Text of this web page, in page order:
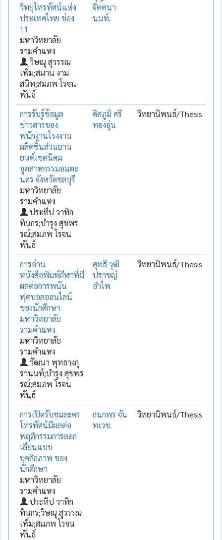
วิทยุโทรทัศน์แห่ง
ประเทศไทย ช่อง
11
มหาวิทยาลัย
รามคำแหง
วิษณุ สุวรรณ
เพิ่ม;สมาน งาม
สนิท;สมภพ โรจน
พันธ์
จิตตนา
นนท์.
การรับรู้ข้อมูล
ข่าวสารของ
พนักงานโรงงาน
ผลิตชิ้นส่วนยาน
ยนต์เขตนิคม
อุตสาหกรรมอมตะ
นคร จังหวัดชลบุรี
มหาวิทยาลัย
รามคำแหง
ประทีป วาทิก
ทินกร;บำรุง สุขพร
รณ์;สมภพ โรจน
พันธ์
ดิศภูมิ ศรี
ทองอุ่น
วิทยานิพนธ์/Thesis
การอ่าน
หนังสือพิมพ์กีฬาที่มี
ผลต่อการพนัน
ฟุตบอลออนไลน์
ของนักศีกษา
มหาวิทยาลัย
รามคำแหง
มหาวิทยาลัย
รามคำแหง
วัฒนา พุทธางกุ
รานนท์;บำรุง สุขพร
รณ์;สมภพ โรจน
พันธ์
สุทธิ วุฒิ
ปราชญ์
อำไพ
วิทยานิพนธ์/Thesis
การเปิดรับชมละคร
โทรทัศน์มีผลต่อ
พฤติกรรมการลอก
เลียนแบบ
บุคลิกภาพ ของ
นักศึกษา
มหาวิทยาลัย
รามคำแหง
ประทีป วาทิก
ทินกร;วิษณุ สุวรรณ
เพิ่ม;สมภพ โรจน
พันธ์
กนกพร จัน
ทเวช.
วิทยานิพนธ์/Thesis